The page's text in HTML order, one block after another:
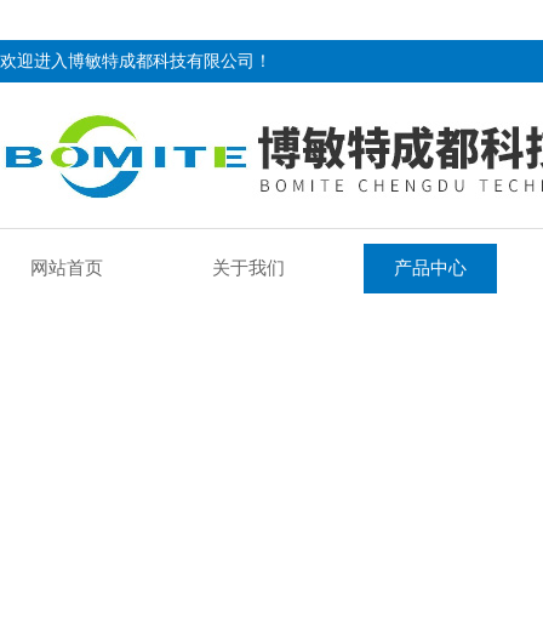
欢迎进入博敏特成都科技有限公司！
网站首页 关于我们 产品中心